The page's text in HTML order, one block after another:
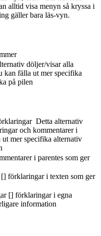
alltid visa menyn så kryssa i
gäller bara läs-vyn.
döljer/visar alla
kan fälla ut mer specifika
på pilen
Detta alternativ
och kommentarer i
mer specifika alternativ
i parentes som ger
[] förklaringar i texten som ger
[] förklaringar i egna
information